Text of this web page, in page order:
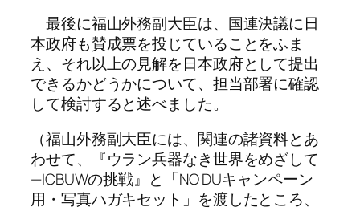
最後に福山外務副大臣は、国連決議に日
本政府も賛成票を投じていることをふま
え、それ以上の見解を日本政府として提出
できるかどうかについて、担当部署に確認
して検討すると述べました。
（福山外務副大臣には、関連の諸資料とあ
わせて、『ウラン兵器なき世界をめざして
—ICBUWの挑戦』と「NO DUキャンペーン
用・写真ハガキセット」を渡したところ、